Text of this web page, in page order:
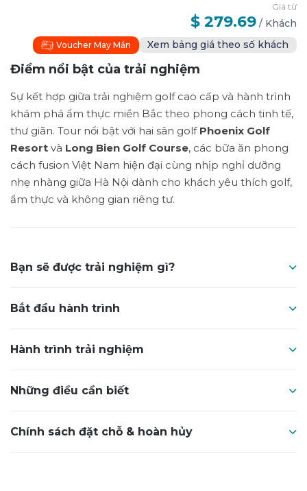
Điểm nổi bật của trải nghiệm
Sự kết hợp giữa trải nghiệm golf cao cấp và hành trình
khám phá ẩm thực miền Bắc theo phong cách tinh tế,
thư giãn. Tour nổi bật với hai sân golf Phoenix Golf
Resort và Long Bien Golf Course, các bữa ăn phong
cách fusion Việt Nam hiện đại cùng nhịp nghỉ dưỡng
nhẹ nhàng giữa Hà Nội dành cho khách yêu thích golf,
ẩm thực và không gian riêng tư.
Bạn sẽ được trải nghiệm gì?
Bắt đầu hành trình
Hành trình trải nghiệm
Những điều cần biết
Chính sách đặt chỗ & hoàn hủy
Giá từ
$ 279.69 / Khách
Voucher May Mắn Xem bảng giá theo số khách